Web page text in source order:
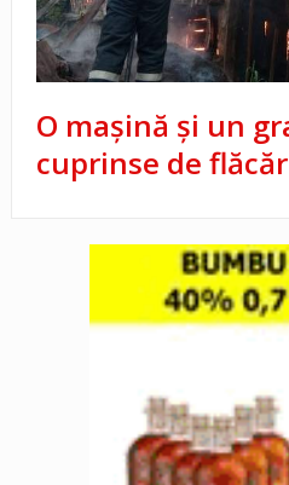
O maşină şi un
cuprinse de